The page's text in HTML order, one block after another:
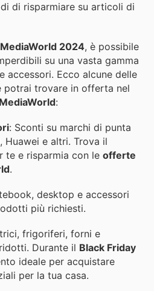
di risparmiare su articoli di
2024, è possibile
su una vasta gamma
Ecco alcune delle
potrai trovare in offerta nel
:
: Sconti su marchi di punta
Huawei e altri. Trova il
e risparmia con le offerte
.
desktop e accessori
più richiesti.
frigoriferi, forni e
Durante il Black Friday
ideale per acquistare
per la tua casa.